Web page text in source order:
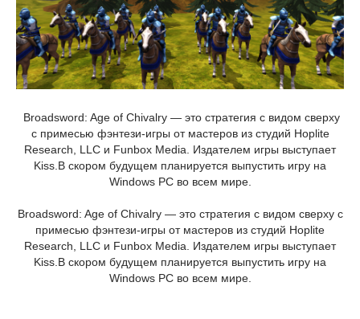
Broadsword: Age of Chivalry — это стратегия с видом сверху
с примесью фэнтези-игры от мастеров из студий Hoplite
Research, LLC и Funbox Media. Издателем игры выступает
Kiss.В скором будущем планируется выпустить игру на
Windows PC во всем мире.
Broadsword: Age of Chivalry — это стратегия с видом сверху с
примесью фэнтези-игры от мастеров из студий Hoplite
Research, LLC и Funbox Media. Издателем игры выступает
Kiss.В скором будущем планируется выпустить игру на
Windows PC во всем мире.